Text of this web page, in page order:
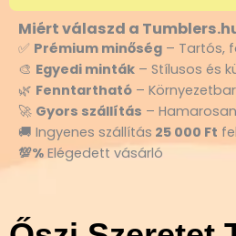
Miért válaszd a
✅ Prémium minőség – Tartós,
🎨 Egyedi minták – Stílusos és
🌿 Fenntartható –
🚀 Gyors szállítás –
🚚 Ingyenes szállítás 25 000 Ft
💯% Elégedett vásárló